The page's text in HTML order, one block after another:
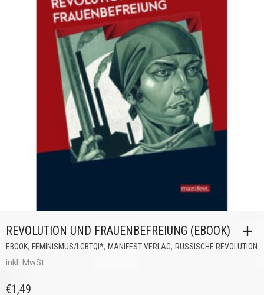
REVOLUTION UND FRAUENBEFREIUNG (EBOOK)
EBOOK, FEMINISMUS/LGBTQI*, MANIFEST VERLAG, RUSSISCHE REVOLUTION
inkl. MwSt.
€1,49